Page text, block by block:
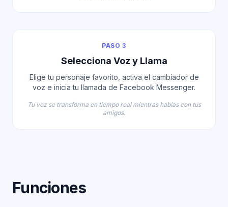
PASO 3
Selecciona Voz y Llama
Elige tu personaje favorito, activa el cambiador de
voz e inicia tu llamada de Facebook Messenger.
Tu voz se transforma en tiempo real mientras hablas con tus
amigos.
Funciones